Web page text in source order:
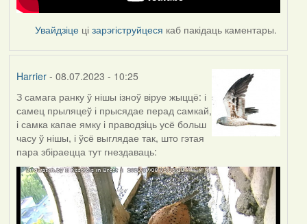
Увайдзіце цізарэгіструйцеся каб пакідаць каментары.
Harrier- 08.07.2023 - 10:25
З самага ранку ў нішы ізноў віруе жыццё: і
самец прыляцеў і прысядае перад самкай,
і самка капае ямку і праводзіць усё больш
часу ў нішы, і ўсё выглядае так, што гэтая
пара збіраецца тут гнездаваць: